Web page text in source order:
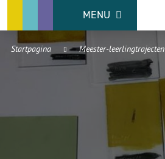
MENU
Startpagina Meester-leerlingtrajecten